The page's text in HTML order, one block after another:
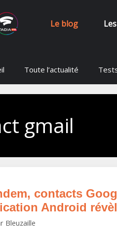
Le blog
Toute l’actualité
gmail
contacts
Android
Bleuzaille